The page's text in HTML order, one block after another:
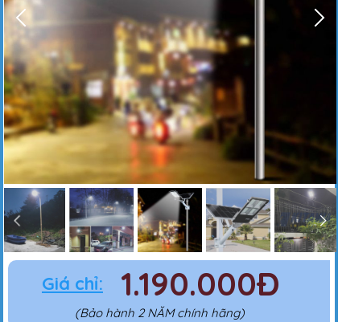
Giá chỉ: 1.190.000Đ
(Bảo hành 2 NĂM chính hãng)